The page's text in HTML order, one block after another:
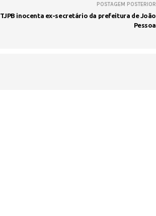
POSTAGEM POSTERIOR
TJPB inocenta ex-secretário da prefeitura de João
Pessoa